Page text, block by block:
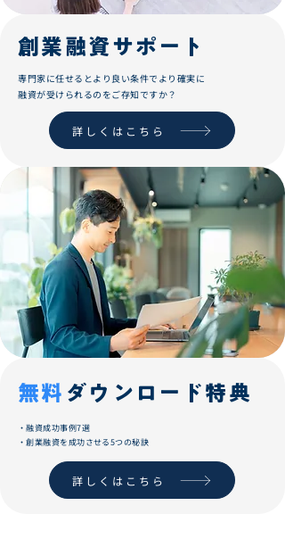
創業融資サポート
​​専門家に任せるとより良い条件でより確実に
融資が受けられるのをご存知ですか？
詳しくはこちら
無料 ダウンロード​特典
・融資成功事例7選
・創業融資を成功させる5つの秘訣
詳しくはこちら